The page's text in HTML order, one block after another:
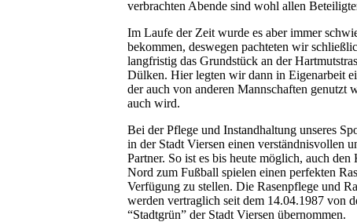
verbrachten Abende sind wohl allen
Im Laufe der Zeit wurde es aber immer
bekommen, deswegen pachteten wir
langfristig das Grundstück an der
Dülken. Hier legten wir dann in Eigenarbeit
der auch von anderen Mannschaften genutzt
auch wird.
Bei der Pflege und Instandhaltung unseres
in der Stadt Viersen einen verständnisvollen
Partner. So ist es bis heute möglich, auch
Nord zum Fußball spielen einen perfekten
Verfügung zu stellen. Die Rasenpflege und
werden vertraglich seit dem 14.04.1987 von
“Stadtgrün” der Stadt Viersen übernommen.